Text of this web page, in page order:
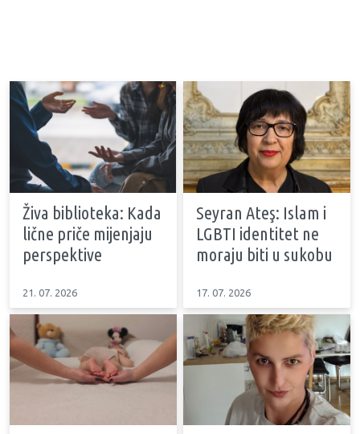
Živa biblioteka: Kada
lične priče mijenjaju
perspektive
21. 07. 2026
Seyran Ateş: Islam i
LGBTI identitet ne
moraju biti u sukobu
17. 07. 2026